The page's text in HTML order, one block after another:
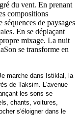
du vent. En prenant
compositions
de paysages
En se déplaçant
mixage. La nuit
se transforme en
marche dans Istiklal, la
de Taksim. L'avenue
les sons se
chants, voitures,
s'éloigner dans le